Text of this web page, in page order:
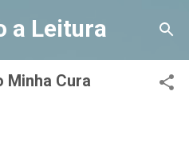
principal
a Leitura
Minha Cura